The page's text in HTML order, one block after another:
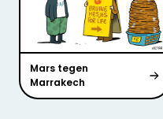
Mars tegen
Marrakech